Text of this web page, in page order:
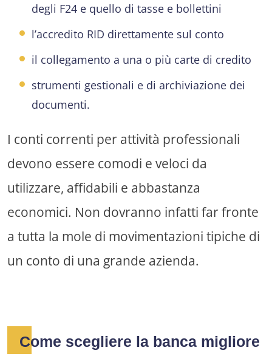
degli F24 e quello di tasse e bollettini
l’accredito RID direttamente sul conto
il collegamento a una o più carte di credito
strumenti gestionali e di archiviazione dei
documenti.
I conti correnti per attività professionali
devono essere comodi e veloci da
utilizzare, affidabili e abbastanza
economici. Non dovranno infatti far fronte
a tutta la mole di movimentazioni tipiche di
un conto di una grande azienda.
Come scegliere la banca migliore